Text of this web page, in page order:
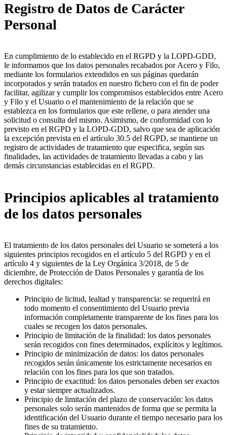
Registro de Datos de Carácter
Personal
En cumplimiento de lo establecido en el RGPD y la LOPD-GDD,
le informamos que los datos personales recabados por Acero y Filo,
mediante los formularios extendidos en sus páginas quedarán
incorporados y serán tratados en nuestro fichero con el fin de poder
facilitar, agilizar y cumplir los compromisos establecidos entre Acero
y Filo y el Usuario o el mantenimiento de la relación que se
establezca en los formularios que este rellene, o para atender una
solicitud o consulta del mismo. Asimismo, de conformidad con lo
previsto en el RGPD y la LOPD-GDD, salvo que sea de aplicación
la excepción prevista en el artículo 30.5 del RGPD, se mantiene un
registro de actividades de tratamiento que especifica, según sus
finalidades, las actividades de tratamiento llevadas a cabo y las
demás circunstancias establecidas en el RGPD.
Principios aplicables al tratamiento
de los datos personales
El tratamiento de los datos personales del Usuario se someterá a los
siguientes principios recogidos en el artículo 5 del RGPD y en el
artículo 4 y siguientes de la Ley Orgánica 3/2018, de 5 de
diciembre, de Protección de Datos Personales y garantía de los
derechos digitales:
Principio de licitud, lealtad y transparencia: se requerirá en
todo momento el consentimiento del Usuario previa
información completamente transparente de los fines para los
cuales se recogen los datos personales.
Principio de limitación de la finalidad: los datos personales
serán recogidos con fines determinados, explícitos y legítimos.
Principio de minimización de datos: los datos personales
recogidos serán únicamente los estrictamente necesarios en
relación con los fines para los que son tratados.
Principio de exactitud: los datos personales deben ser exactos
y estar siempre actualizados.
Principio de limitación del plazo de conservación: los datos
personales solo serán mantenidos de forma que se permita la
identificación del Usuario durante el tiempo necesario para los
fines de su tratamiento.